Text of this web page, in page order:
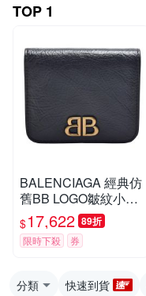
TOP 1
BALENCIAGA 經典仿
舊BB LOGO皺紋小羊
皮暗扣對折短夾(黑色)
$17,622 89折
限時下殺 券
分類 快速到貨